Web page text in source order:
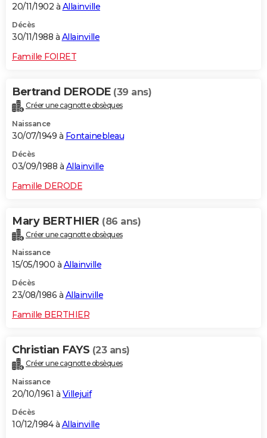
20/11/1902 à Allainville
Décès
30/11/1988 à Allainville
Famille FOIRET
Bertrand DERODE (39 ans)
Créer une cagnotte obsèques
Naissance
30/07/1949 à Fontainebleau
Décès
03/09/1988 à Allainville
Famille DERODE
Mary BERTHIER (86 ans)
Créer une cagnotte obsèques
Naissance
15/05/1900 à Allainville
Décès
23/08/1986 à Allainville
Famille BERTHIER
Christian FAYS (23 ans)
Créer une cagnotte obsèques
Naissance
20/10/1961 à Villejuif
Décès
10/12/1984 à Allainville